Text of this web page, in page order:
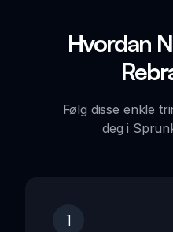
Hvordan
Følg disse enkle
deg i
1